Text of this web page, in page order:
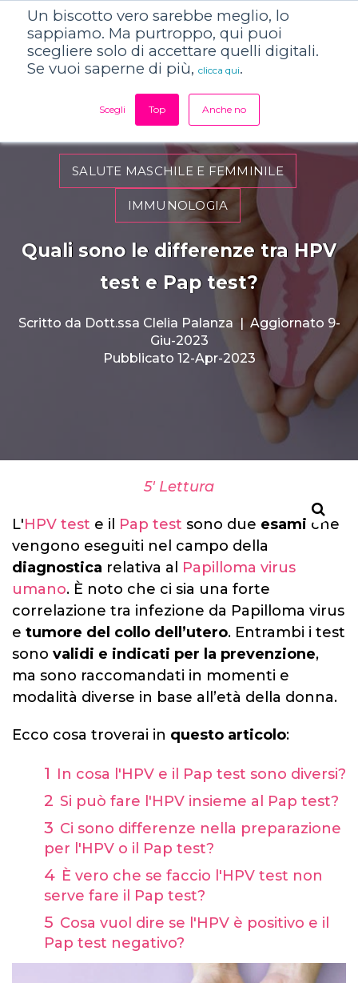
Un biscotto vero sarebbe meglio, lo
sappiamo. Ma purtroppo, qui puoi
scegliere solo di accettare quelli digitali.
Se vuoi saperne di più, clicca qui.
Scegli Top Anche no
SALUTE MASCHILE E FEMMINILE
IMMUNOLOGIA
Quali sono le differenze tra HPV
test e Pap test?
Scritto da Dott.ssa Clelia Palanza | Aggiornato 9-
Giu-2023
Pubblicato 12-Apr-2023
5' Lettura
L'HPV test e il Pap test sono due esami che
vengono eseguiti nel campo della
diagnostica relativa al Papilloma virus
umano. È noto che ci sia una forte
correlazione tra infezione da Papilloma virus
e tumore del collo dell’utero. Entrambi i test
sono validi e indicati per la prevenzione,
ma sono raccomandati in momenti e
modalità diverse in base all’età della donna.
Ecco cosa troverai in questo articolo:
In cosa l'HPV e il Pap test sono diversi?
Si può fare l'HPV insieme al Pap test?
Ci sono differenze nella preparazione
per l'HPV o il Pap test?
È vero che se faccio l'HPV test non
serve fare il Pap test?
Cosa vuol dire se l'HPV è positivo e il
Pap test negativo?